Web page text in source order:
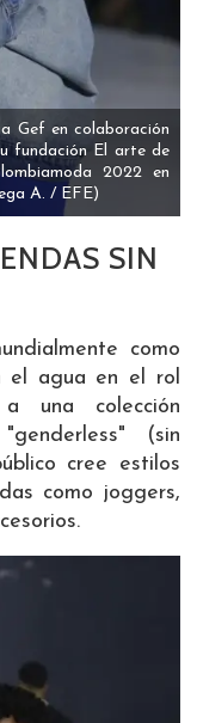
Gef en colaboración
fundación El arte de
2022 en
A. / EFE)
SIN
como
el agua en el rol
una colección
(sin
cree estilos
como joggers,